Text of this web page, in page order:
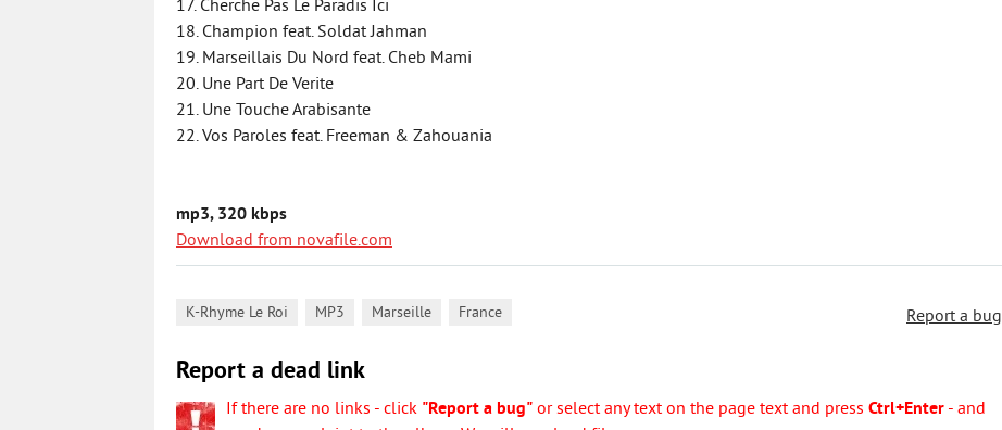
17. Cherche Pas Le Paradis Ici
18. Champion feat. Soldat Jahman
19. Marseillais Du Nord feat. Cheb Mami
20. Une Part De Verite
21. Une Touche Arabisante
22. Vos Paroles feat. Freeman & Zahouania
mp3, 320 kbps
Download from novafile.com
Report a bug
K-Rhyme Le Roi MP3 Marseille France
Report a dead link
If there are no links - click "Report a bug" or select any text on the page text and press Ctrl+Enter - and